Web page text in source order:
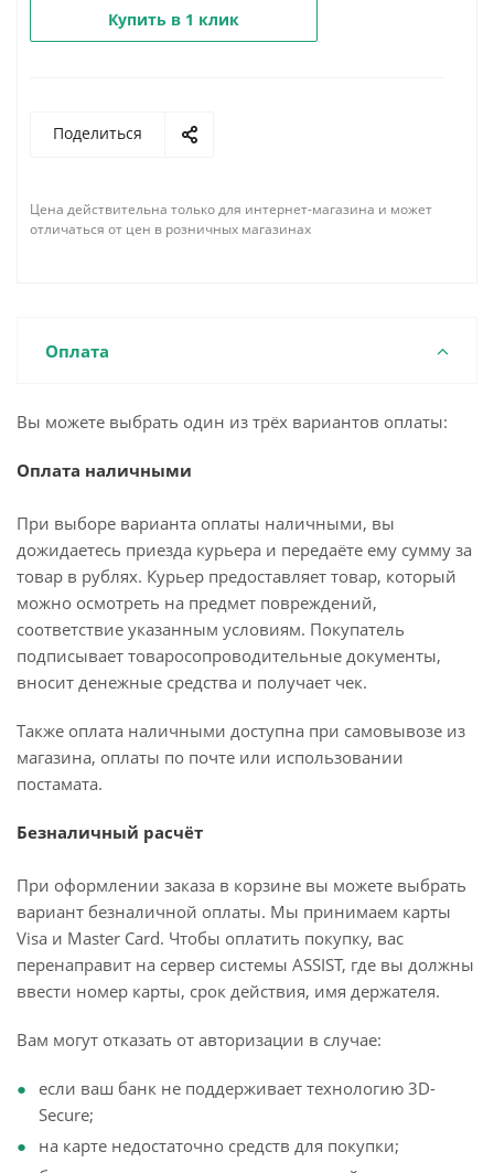
Купить в 1 клик
Поделиться
Цена действительна только для интернет-магазина и может
отличаться от цен в розничных магазинах
Оплата
Вы можете выбрать один из трёх вариантов оплаты:
Оплата наличными
При выборе варианта оплаты наличными, вы
дожидаетесь приезда курьера и передаёте ему сумму за
товар в рублях. Курьер предоставляет товар, который
можно осмотреть на предмет повреждений,
соответствие указанным условиям. Покупатель
подписывает товаросопроводительные документы,
вносит денежные средства и получает чек.
Также оплата наличными доступна при самовывозе из
магазина, оплаты по почте или использовании
постамата.
Безналичный расчёт
При оформлении заказа в корзине вы можете выбрать
вариант безналичной оплаты. Мы принимаем карты
Visa и Master Card. Чтобы оплатить покупку, вас
перенаправит на сервер системы ASSIST, где вы должны
ввести номер карты, срок действия, имя держателя.
Вам могут отказать от авторизации в случае:
если ваш банк не поддерживает технологию 3D-
Secure;
на карте недостаточно средств для покупки;